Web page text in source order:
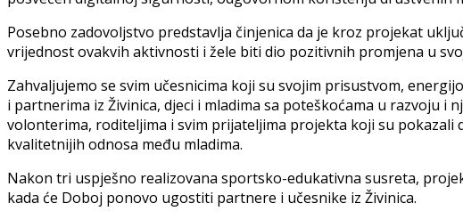
Posebno zadovoljstvo predstavlja činjenica da je kroz projekat
vrijednost ovakvih aktivnosti i žele biti dio pozitivnih promjena u
Zahvaljujemo se svim učesnicima koji su svojim prisustvom,
i partnerima iz Živinica, djeci i mladima sa poteškoćama u razvoju
volonterima, roditeljima i svim prijateljima projekta koji su
kvalitetnijih odnosa među mladima.
Nakon tri uspješno realizovana sportsko-edukativna susreta,
kada će Doboj ponovo ugostiti partnere i učesnike iz Živinica.